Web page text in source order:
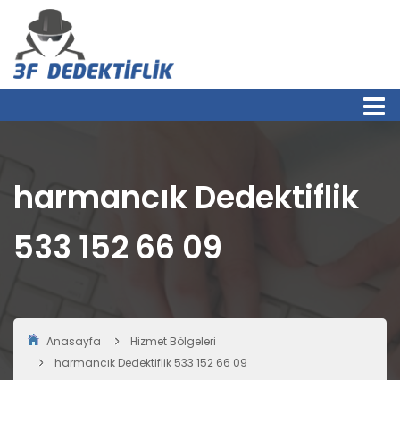
harmancık Dedektiflik
533 152 66 09
Anasayfa
Hizmet Bölgeleri
harmancık Dedektiflik 533 152 66 09